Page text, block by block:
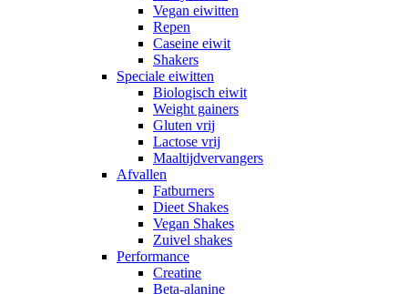
Vegan eiwitten
Repen
Caseine eiwit
Shakers
Speciale eiwitten
Biologisch eiwit
Weight gainers
Gluten vrij
Lactose vrij
Maaltijdvervangers
Afvallen
Fatburners
Dieet Shakes
Vegan Shakes
Zuivel shakes
Performance
Creatine
Beta-alanine